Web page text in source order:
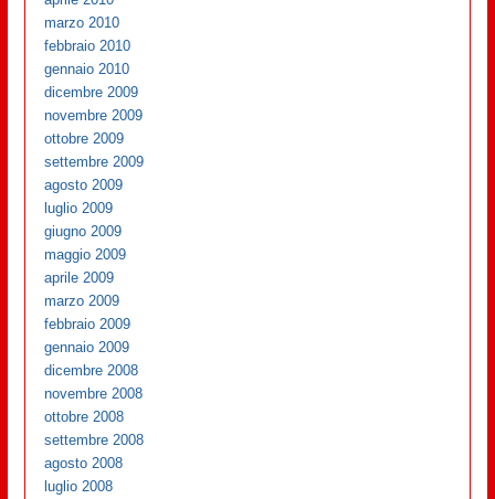
marzo 2010
febbraio 2010
gennaio 2010
dicembre 2009
novembre 2009
ottobre 2009
settembre 2009
agosto 2009
luglio 2009
giugno 2009
maggio 2009
aprile 2009
marzo 2009
febbraio 2009
gennaio 2009
dicembre 2008
novembre 2008
ottobre 2008
settembre 2008
agosto 2008
luglio 2008